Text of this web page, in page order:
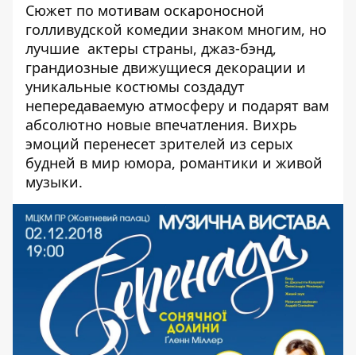
Сюжет по мотивам оскароносной
голливудской комедии знаком многим, но
лучшие актеры страны, джаз-бэнд,
грандиозные движущиеся декорации и
уникальные костюмы создадут
непередаваемую атмосферу и подарят вам
абсолютно новые впечатления. Вихрь
эмоций перенесет зрителей из серых
будней в мир юмора, романтики и живой
музыки.